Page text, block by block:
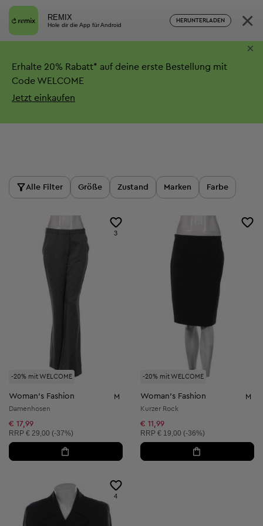
REMIX
Hole dir die App für Android
HERUNTERLADEN ×
Erhalte 20% Rabatt* auf deine erste Bestellung mit
Code WELCOME
Jetzt einkaufen
×
Produkte
Alle Filter Größe Zustand Marken Farbe
-20% mit WELCOME
3
Woman's Fashion M
Damenhosen
€ 17,99
Unverbindliche Preisempfehlung:
RRP € 29,00 (-37%)
-20% mit WELCOME
Woman's Fashion M
Kurzer Rock
€ 11,99
Unverbindliche Preisempfehlung:
RRP € 19,00 (-36%)
4